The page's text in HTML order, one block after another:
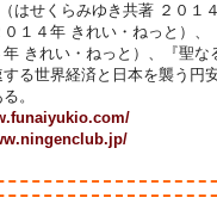
はせくらみゆき共著 ２０１
１４年 きれい・ねっと）
きれい・ねっと）、『聖
る世界経済と日本を襲う円
。